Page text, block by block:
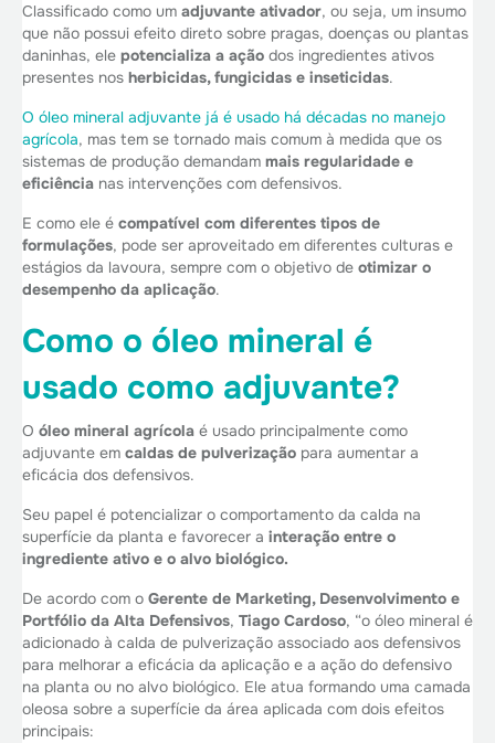
Classificado como um adjuvante ativador, ou seja, um insumo
que não possui efeito direto sobre pragas, doenças ou plantas
daninhas, ele potencializa a ação dos ingredientes ativos
presentes nos herbicidas, fungicidas e inseticidas.
O óleo mineral adjuvante já é usado há décadas no manejo
agrícola, mas tem se tornado mais comum à medida que os
sistemas de produção demandam mais regularidade e
eficiência nas intervenções com defensivos.
E como ele é compatível com diferentes tipos de
formulações, pode ser aproveitado em diferentes culturas e
estágios da lavoura, sempre com o objetivo de otimizar o
desempenho da aplicação.
Como o óleo mineral é
usado como adjuvante?
O óleo mineral agrícola é usado principalmente como
adjuvante em caldas de pulverização para aumentar a
eficácia dos defensivos.
Seu papel é potencializar o comportamento da calda na
superfície da planta e favorecer a interação entre o
ingrediente ativo e o alvo biológico.
De acordo com o Gerente de Marketing, Desenvolvimento e
Portfólio da Alta Defensivos, Tiago Cardoso, “o óleo mineral é
adicionado à calda de pulverização associado aos defensivos
para melhorar a eficácia da aplicação e a ação do defensivo
na planta ou no alvo biológico. Ele atua formando uma camada
oleosa sobre a superfície da área aplicada com dois efeitos
principais: